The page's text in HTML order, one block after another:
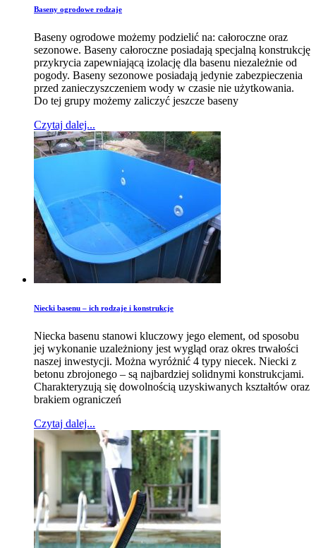
Baseny ogrodowe rodzaje
Baseny ogrodowe możemy podzielić na: całoroczne oraz
sezonowe. Baseny całoroczne posiadają specjalną konstrukcję
przykrycia zapewniającą izolację dla basenu niezależnie od
pogody. Baseny sezonowe posiadają jedynie zabezpieczenia
przed zanieczyszczeniem wody w czasie nie użytkowania.
Do tej grupy możemy zaliczyć jeszcze baseny
Czytaj dalej...
Niecki basenu – ich rodzaje i konstrukcje
Niecka basenu stanowi kluczowy jego element, od sposobu
jej wykonanie uzależniony jest wygląd oraz okres trwałości
naszej inwestycji. Można wyróżnić 4 typy niecek. Niecki z
betonu zbrojonego – są najbardziej solidnymi konstrukcjami.
Charakteryzują się dowolnością uzyskiwanych kształtów oraz
brakiem ograniczeń
Czytaj dalej...